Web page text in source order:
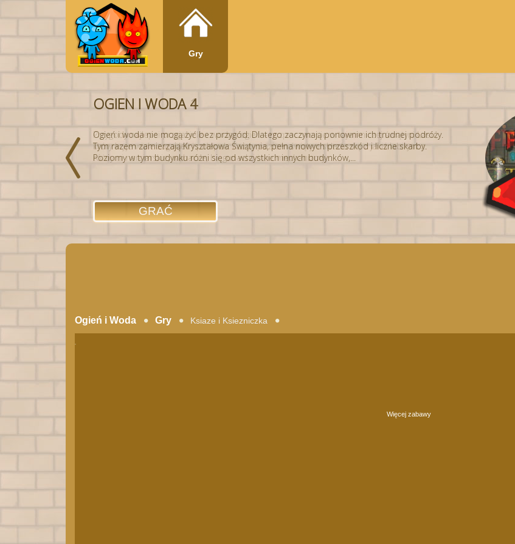
Gry
OGIEN I WODA 4
Ogień i woda nie mogą żyć bez przygód. Dlatego zaczynają ponownie ich trudnej podróży.
Tym razem zamierzają Kryształowa Świątynia, pełna nowych przeszkód i liczne skarby.
Poziomy w tym budynku różni się od wszystkich innych budynków,...
GRAĆ
OGIEN I WODA 1
Przygody najlepsi przyjaciele - woda i ogień – rozpocznie się w tajemniczej świątyni Lasu,
który kryje wiele zagadek i pułapek. Każdy poziom świątyni składa się z jakiś labirynt z
różnymi narciarskie, wahacze, biegunach i inne mechanizmy,...
GRAĆ
Ogień i Woda Gry Ksiaze i Ksiezniczka
Więcej zabawy